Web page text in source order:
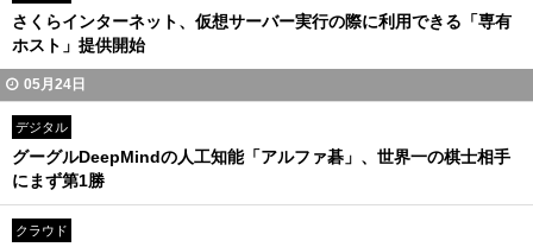
さくらインターネット、仮想サーバー実行の際に利用できる「専有
ホスト」提供開始
05月24日
デジタル
グーグルDeepMindの人工知能「アルファ碁」、世界一の棋士相手
にまず第1勝
クラウド